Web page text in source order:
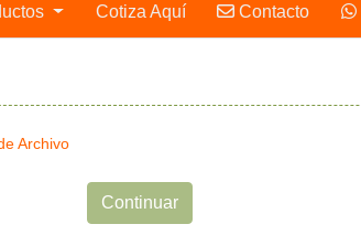
Cotiza Aquí Contacto
Contacto
Archivo
Continuar